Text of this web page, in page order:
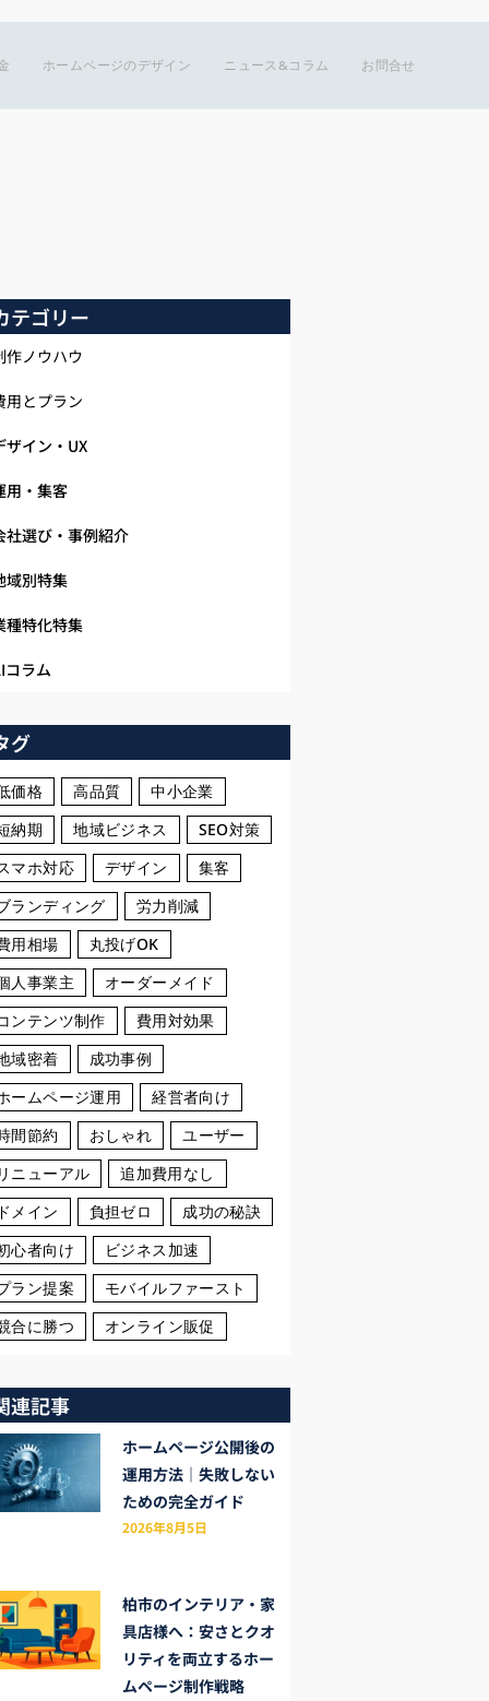
ホームページのデザイン ニュース&コラム お問合せ
テゴリー
作ノウハウ
用とプラン
ザイン・UX
用・集客
社選び・事例紹介
域別特集
種特化特集
コラム
グ
価格 高品質
中小企業
納期
地域ビジネス
SEO対策
マホ対応
デザイン
集客
ランディング
労力削減
用相場
丸投げOK
人事業主
オーダーメイド
ンテンツ制作
費用対効果
域密着
成功事例
ームページ運用
経営者向け
間節約
おしゃれ
ユーザー
リニューアル
追加費用なし
ドメイン
負担ゼロ
成功の秘訣
心者向け
ビジネス加速
ラン提案
モバイルファースト
合に勝つ
オンライン販促
連記事
ホームページ公開後の
運用方法｜失敗しない
ための完全ガイド
2026年8月5日
柏市のインテリア・家
具店様へ：安さとクオ
リティを両立するホー
ムページ制作戦略